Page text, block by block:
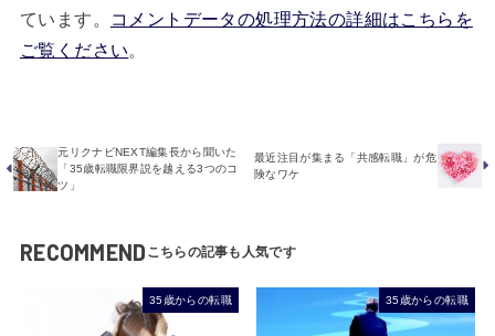
ています。
コメントデータの処理方法の詳細はこちらを
ご覧ください。
元リクナビNEXT編集長から聞いた
「35歳転職限界説を越える3つのコ
ツ」
最近注目が集まる「共感転職」が危
険なワケ
RECOMMEND
35歳からの転職 35歳からの転職